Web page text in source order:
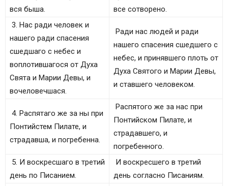
вся быша.
все сотворено.
3. Нас ради человек и
нашего ради спасения
сшедшаго с небес и
воплотившагося от Духа
Свята и Марии Девы, и
вочеловечшася.
Ради нас людей и ради
нашего спасения сшедшего с
небес, и принявшего плоть от
Духа Святого и Марии Девы,
и ставшего человеком.
4. Распятаго же за ны при
Понтийстем Пилате, и
страдавша, и погребенна.
Распятого же за нас при
Понтийском Пилате, и
страдавшего, и
погребенного.
5. И воскресшаго в третий
день по Писанием.
И воскресшего в третий
день согласно Писаниям.